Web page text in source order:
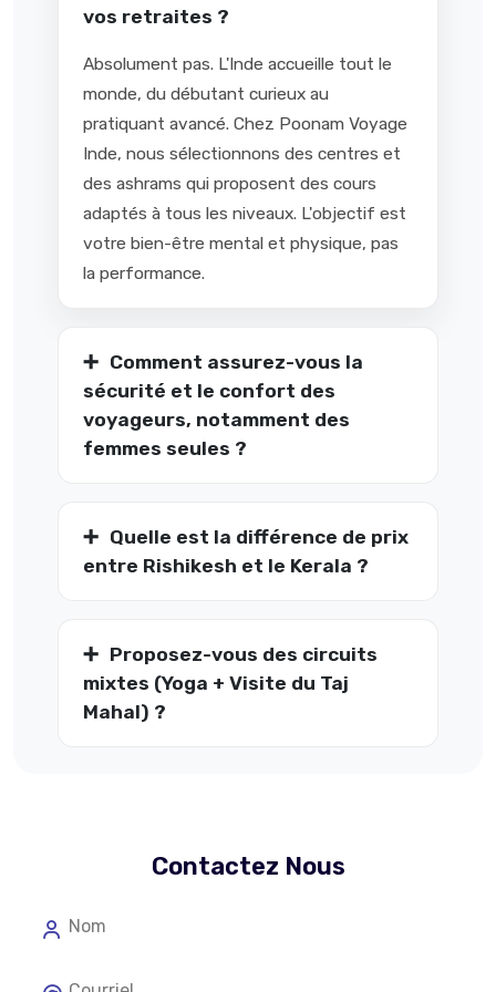
vos retraites ?
Absolument pas. L'Inde accueille tout le
monde, du débutant curieux au
pratiquant avancé. Chez Poonam Voyage
Inde, nous sélectionnons des centres et
des ashrams qui proposent des cours
adaptés à tous les niveaux. L'objectif est
votre bien-être mental et physique, pas
la performance.
Comment assurez-vous la
sécurité et le confort des
voyageurs, notamment des
femmes seules ?
Quelle est la différence de prix
entre Rishikesh et le Kerala ?
Proposez-vous des circuits
mixtes (Yoga + Visite du Taj
Mahal) ?
Contactez Nous